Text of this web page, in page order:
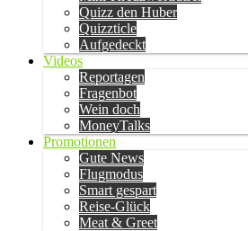
Quizz den Huber
Quizzticle
Aufgedeckt
Videos
Reportagen
Fragenbot
Wein doch
MoneyTalks
Promotionen
Gute News
Flugmodus
Smart gespart
Reise-Glück
Meat & Greet